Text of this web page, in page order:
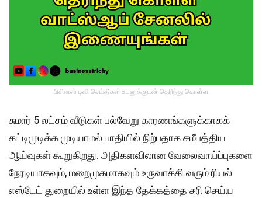
பிசினஸ் டிவி செய்திகள் உடனுக்குடன் தெரிந்து கொள்ள
சுமார் 5 லட்சம் வீடுகள் பல்வேறு காரணங்களுக்காகக்
கட்டிமுடிக்க முடியாமல் பாதியில் நிற்பதாக சமீபத்திய
ஆய்வுகள் கூறுகிறது. அதிகளவிலான வேலைவாய்ப்புகளை
நேரடியாகவும், மறைமுகமாகவும் உருவாக்கி வரும் ரியல்
எஸ்டேட் துறையில் உள்ள இந்த தேக்கத்தை சரி செய்ய